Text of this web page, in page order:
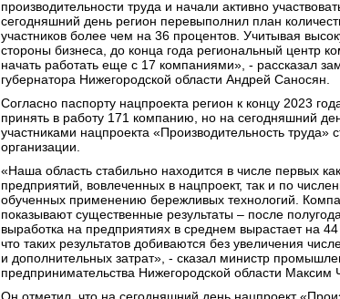
производительности труда и начали активно
сегодняшний день регион перевыполнил план
участников более чем на 36 процентов. Учитывая
стороны бизнеса, до конца года региональный центр
начать работать еще с 17 компаниями», - рассказал
губернатора Нижегородской области Андрей Саносян.
Согласно паспорту нацпроекта регион к концу 2023
принять в работу 171 компанию, но на сегодняшний
участниками нацпроекта «Производительность труда»
организации.
«Наша область стабильно находится в числе первых
предприятий, вовлеченных в нацпроект, так и по
обученных применению бережливых технологий.
показывают существенные результаты – после
выработка на предприятиях в среднем вырастает на
что таких результатов добиваются без увеличения
и дополнительных затрат», - сказал министр
предпринимательства Нижегородской области Максим